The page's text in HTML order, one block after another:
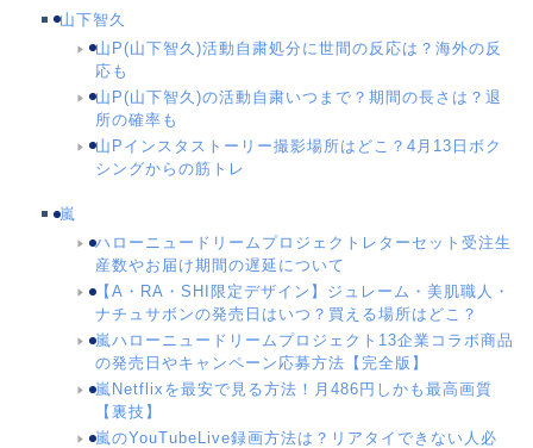
山下智久
山P(山下智久)活動自粛処分に世間の反応は？海外の反
応も
山P(山下智久)の活動自粛いつまで？期間の長さは？退
所の確率も
山Pインスタストーリー撮影場所はどこ？4月13日ボク
シングからの筋トレ
嵐
ハローニュードリームプロジェクトレターセット受注生
産数やお届け期間の遅延について
【A・RA・SHI限定デザイン】ジュレーム・美肌職人・
ナチュサボンの発売日はいつ？買える場所はどこ？
嵐ハローニュードリームプロジェクト13企業コラボ商品
の発売日やキャンペーン応募方法【完全版】
嵐Netflixを最安で見る方法！月486円しかも最高画質
【裏技】
嵐のYouTubeLive録画方法は？リアタイできない人必